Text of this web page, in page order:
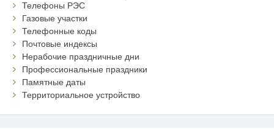
Телефоны РЭС
Газовые участки
Телефонные коды
Почтовые индексы
Нерабочие праздничные дни
Профессиональные праздники
Памятные даты
Территориальное устройство